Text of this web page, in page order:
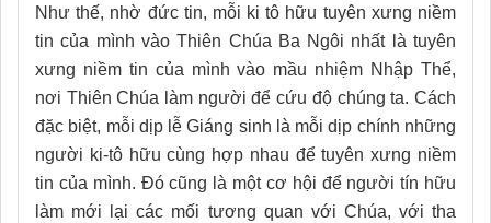
Như thế, nhờ đức tin, mỗi ki tô hữu tuyên xưng niềm
tin của mình vào Thiên Chúa Ba Ngôi nhất là tuyên
xưng niềm tin của mình vào mầu nhiệm Nhập Thể,
nơi Thiên Chúa làm người để cứu độ chúng ta. Cách
đặc biệt, mỗi dịp lễ Giáng sinh là mỗi dịp chính những
người ki-tô hữu cùng hợp nhau để tuyên xưng niềm
tin của mình. Đó cũng là một cơ hội để người tín hữu
làm mới lại các mối tương quan với Chúa, với tha